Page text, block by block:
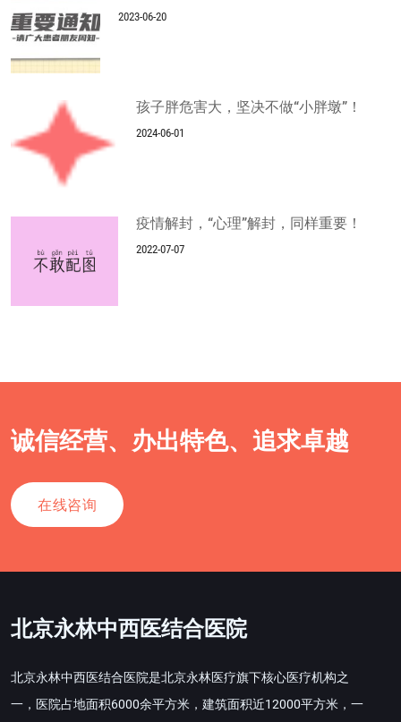
2023-06-20
孩子胖危害大，坚决不做“小胖墩”！
2024-06-01
疫情解封，“心理”解封，同样重要！
2022-07-07
诚信经营、办出特色、追求卓越
在线咨询
北京永林中西医结合医院
北京永林中西医结合医院是北京永林医疗旗下核心医疗机构之
一，医院占地面积6000余平方米，建筑面积近12000平方米，一